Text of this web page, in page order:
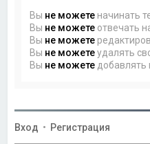
Вы не можете начинать
Вы не можете отвечать
Вы не можете
Вы не можетеудалять
Вы не можете добавлять
Вход • Регистрация